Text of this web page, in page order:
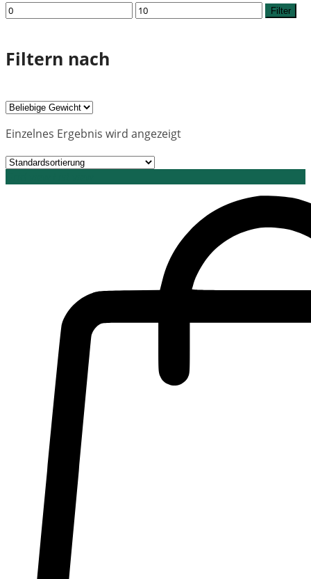
Min.
Preis
Max.
Preis
Filter
Filtern nach
Einzelnes Ergebnis wird angezeigt